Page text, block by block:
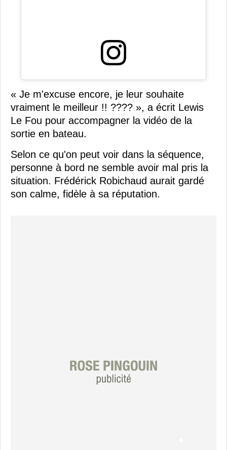
« Je m'excuse encore, je leur souhaite
vraiment le meilleur !! ???? », a écrit Lewis
Le Fou pour accompagner la vidéo de la
sortie en bateau.
Selon ce qu'on peut voir dans la séquence,
personne à bord ne semble avoir mal pris la
situation. Frédérick Robichaud aurait gardé
son calme, fidèle à sa réputation.